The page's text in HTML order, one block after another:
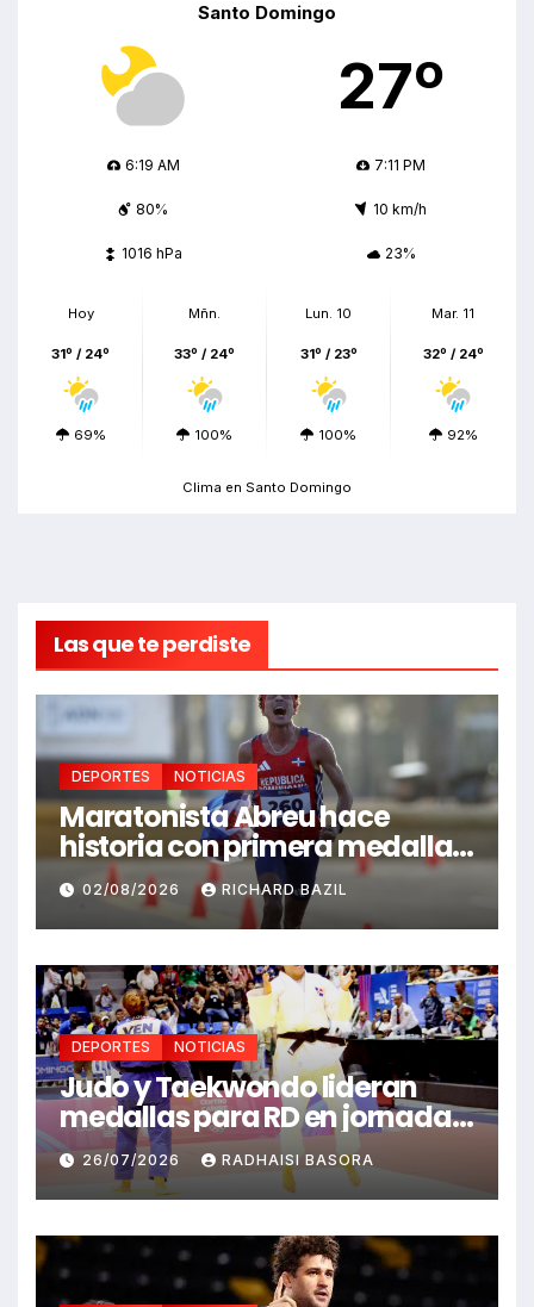
Santo Domingo
27º
6:19 AM 7:11 PM
80% 10 km/h
1016 hPa 23%
Hoy
31º / 24º
69%
Mñn.
33º / 24º
100%
Lun. 10
31º / 23º
100%
Mar. 11
32º / 24º
92%
Clima en Santo Domingo
Las que te perdiste
DEPORTES NOTICIAS
Maratonista Abreu hace
historia con primera medalla
en Juegos Santo Domingo
2026
02/08/2026 RICHARD BAZIL
DEPORTES NOTICIAS
Judo y Taekwondo lideran
medallas para RD en jornada
de Juego Santo Domingo 2026
26/07/2026 RADHAISI BASORA